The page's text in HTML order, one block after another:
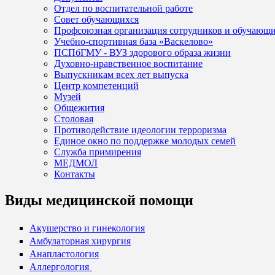
Отдел по воспитательной работе
Совет обучающихся
Профсоюзная организация сотрудников и
Учебно-спортивная база «Васкелово»
ПСПбГМУ - ВУЗ здорового образа жизни
Духовно-нравственное воспитание
Выпускникам всех лет выпуска
Центр компетенций
Музей
Общежития
Столовая
Противодействие идеологии терроризма
Единое окно по поддержке молодых семей
Служба примирения
МЕДМОЛ
Контакты
Виды медицинской помощи
Акушерство и гинекология
Амбулаторная хирургия
Анапластология
Аллергология